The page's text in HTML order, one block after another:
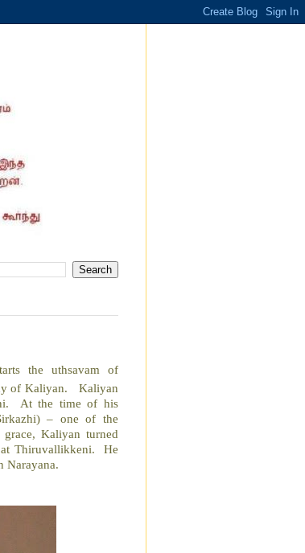
the uthsavam of
of Kaliyan. Kaliyan
At the time of his
– one of the
Kaliyan turned
at Thiruvallikkeni. He
Narayana.